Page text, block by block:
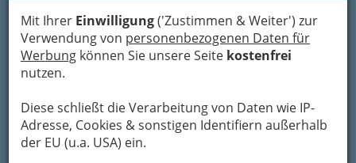
Mit Ihrer Einwilligung('Zustimmen & Weiter') zur
Verwendung von personenbezogenen Daten für
Werbung können Sie unsere Seite kostenfrei
nutzen.
Diese schließt die Verarbeitung von Daten wie IP-
Adresse, Cookies & sonstigen Identifiern außerhalb
der EU (u.a. USA) ein.
Sie haben ein Stück Baueisen, dass muss jedoch noch
gebogen werden? Kein Problem, Firmen bzw. Unternehmen die
sichauf das Biegen von Baueisen oder auch anderen
aufgelistet.
Bezirksauswahl